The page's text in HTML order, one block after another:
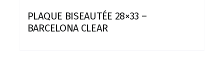
PLAQUE BISEAUTÉE 28×33 –
BARCELONA CLEAR